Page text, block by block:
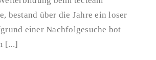
bestand über die Jahre ein loser
einer Nachfolgesuche bot
[...]